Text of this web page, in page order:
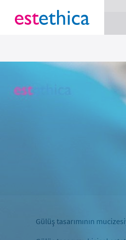
Gülüş tasarımının